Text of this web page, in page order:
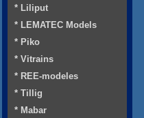
* Liliput
* LEMATEC Models
* Piko
* Vitrains
* REE-modeles
* Tillig
* Mabar